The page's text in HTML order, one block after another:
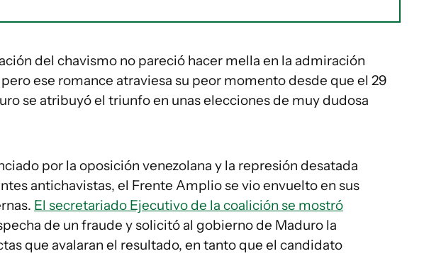
del chavismo no pareció hacer mella en la admiración
ese romance atraviesa su peor momento desde que el 29
se atribuyó el triunfo en unas elecciones de muy dudosa
por la oposición venezolana y la represión desatada
antichavistas, el Frente Amplio se vio envuelto en sus
El secretariado Ejecutivo de la coalición se mostró
de un fraude y solicitó al gobierno de Maduro la
que avalaran el resultado, en tanto que el candidato